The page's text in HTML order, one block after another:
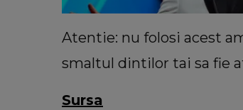
Atentie: nu folosi acest
smaltul dintilor tai sa fie
Sursa